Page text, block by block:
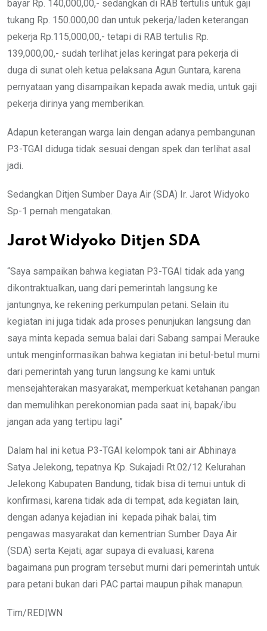
bayar Rp. 140,000,00,- sedangkan di RAB tertulis untuk gaji
tukang Rp. 150.000,00 dan untuk pekerja/laden keterangan
pekerja Rp.115,000,00,- tetapi di RAB tertulis Rp.
139,000,00,- sudah terlihat jelas keringat para pekerja di
duga di sunat oleh ketua pelaksana Agun Guntara, karena
pernyataan yang disampaikan kepada awak media, untuk gaji
pekerja dirinya yang memberikan.
Adapun keterangan warga lain dengan adanya pembangunan
P3-TGAI diduga tidak sesuai dengan spek dan terlihat asal
jadi.
Sedangkan Ditjen Sumber Daya Air (SDA) Ir. Jarot Widyoko
Sp-1 pernah mengatakan.
Jarot Widyoko Ditjen SDA
“Saya sampaikan bahwa kegiatan P3-TGAI tidak ada yang
dikontraktualkan, uang dari pemerintah langsung ke
jantungnya, ke rekening perkumpulan petani. Selain itu
kegiatan ini juga tidak ada proses penunjukan langsung dan
saya minta kepada semua balai dari Sabang sampai Merauke
untuk menginformasikan bahwa kegiatan ini betul-betul murni
dari pemerintah yang turun langsung ke kami untuk
mensejahterakan masyarakat, memperkuat ketahanan pangan
dan memulihkan perekonomian pada saat ini, bapak/ibu
jangan ada yang tertipu lagi”
Dalam hal ini ketua P3-TGAI kelompok tani air Abhinaya
Satya Jelekong, tepatnya Kp. Sukajadi Rt.02/12 Kelurahan
Jelekong Kabupaten Bandung, tidak bisa di temui untuk di
konfirmasi, karena tidak ada di tempat, ada kegiatan lain,
dengan adanya kejadian ini kepada pihak balai, tim
pengawas masyarakat dan kementrian Sumber Daya Air
(SDA) serta Kejati, agar supaya di evaluasi, karena
bagaimana pun program tersebut murni dari pemerintah untuk
para petani bukan dari PAC partai maupun pihak manapun.
Tim/RED|WN